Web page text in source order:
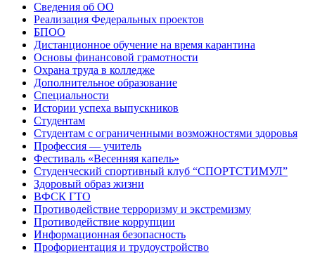
Сведения об ОО
Реализация Федеральных проектов
БПОО
Дистанционное обучение на время карантина
Основы финансовой грамотности
Охрана труда в колледже
Дополнительное образование
Специальности
Истории успеха выпускников
Студентам
Студентам с ограниченными возможностями здоровья
Профессия — учитель
Фестиваль «Весенняя капель»
Студенческий спортивный клуб “СПОРТСТИМУЛ”
Здоровый образ жизни
ВФСК ГТО
Противодействие терроризму и экстремизму
Противодействие коррупции
Информационная безопасность
Профориентация и трудоустройство